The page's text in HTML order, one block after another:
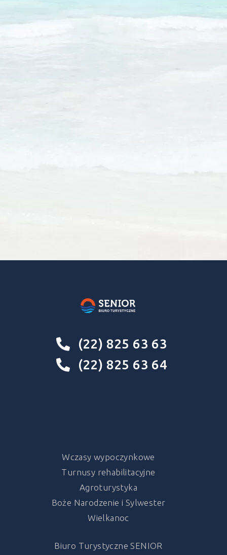
(22) 825 63 63
(22) 825 63 64
Wczasy wypoczynkowe
Turnusy rehabilitacyjne
Agroturystyka
Boże Narodzenie i Sylwester
Wielkanoc
Biuro Turystyczne SENIOR